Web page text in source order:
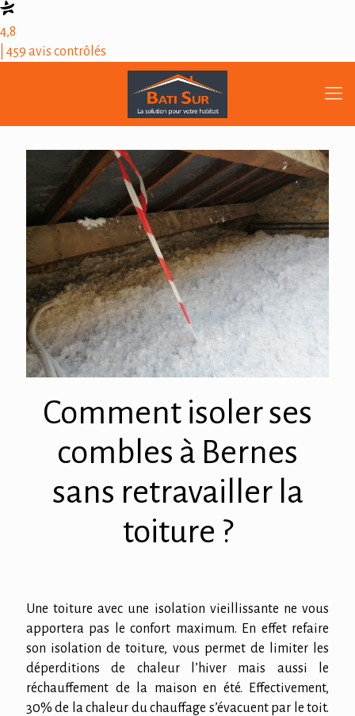
4,8
| 459 avis contrôlés
Comment isoler ses
combles à Bernes
sans retravailler la
toiture ?
Une toiture avec une isolation vieillissante ne vous
apportera pas le confort maximum. En effet refaire
son isolation de toiture, vous permet de limiter les
déperditions de chaleur l’hiver mais aussi le
réchauffement de la maison en été. Effectivement,
30% de la chaleur du chauffage s’évacuent par le toit.